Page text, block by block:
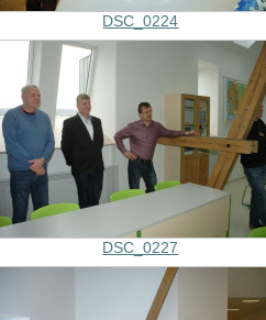
DSC_0224
DSC_0227